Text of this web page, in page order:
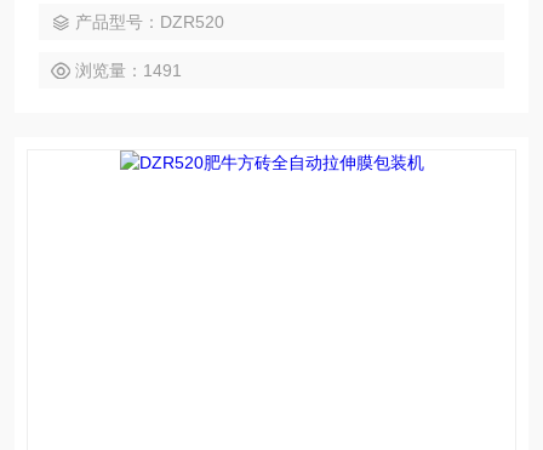
的风险，提高了产品的卫生条件。
产品型号：DZR520
浏览量：1491